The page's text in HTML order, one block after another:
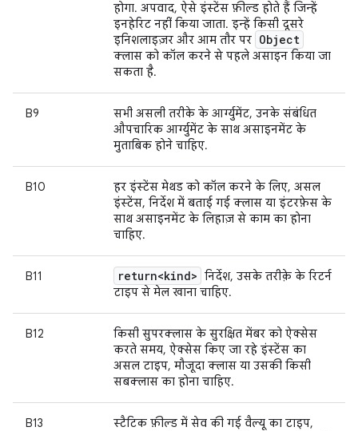
होगा. अपवाद, ऐसे इंस्टेंस फ़ील्ड होते हैं जिन्हें
इनहेरिट नहीं किया जाता. इन्हें किसी दूसरे
इनिशलाइज़र और आम तौर पर Object
क्लास को कॉल करने से पहले असाइन किया जा
सकता है.
B9
सभी असली तरीके के आर्ग्युमेंट, उनके संबंधित
औपचारिक आर्ग्युमेंट के साथ असाइनमेंट के
मुताबिक होने चाहिए.
B10
हर इंस्टेंस मेथड को कॉल करने के लिए, असल
इंस्टेंस, निर्देश में बताई गई क्लास या इंटरफ़ेस के
साथ असाइनमेंट के लिहाज़ से काम का होना
चाहिए.
B11 return<kind> निर्देश, उसके तरीक़े के रिटर्न
टाइप से मेल खाना चाहिए.
B12
किसी सुपरक्लास के सुरक्षित मेंबर को ऐक्सेस
करते समय, ऐक्सेस किए जा रहे इंस्टेंस का
असल टाइप, मौजूदा क्लास या उसकी किसी
सबक्लास का होना चाहिए.
B13
स्टैटिक फ़ील्ड में सेव की गई वैल्यू का टाइप,